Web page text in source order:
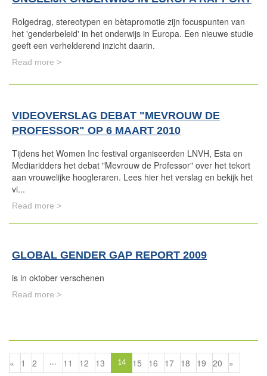
Rolgedrag, stereotypen en bètapromotie zijn focuspunten van
het 'genderbeleid' in het onderwijs in Europa. Een nieuwe studie
geeft een verhelderend inzicht daarin.
Read more >
VIDEOVERSLAG DEBAT "MEVROUW DE
PROFESSOR" OP 6 MAART 2010
Tijdens het Women Inc festival organiseerden LNVH, Esta en
Mediaridders het debat "Mevrouw de Professor" over het tekort
aan vrouwelijke hoogleraren. Lees hier het verslag en bekijk het
vi...
Read more >
GLOBAL GENDER GAP REPORT 2009
is in oktober verschenen
Read more >
« 1 2 ... 11 12 13 14 15 16 17 18 19 20 »